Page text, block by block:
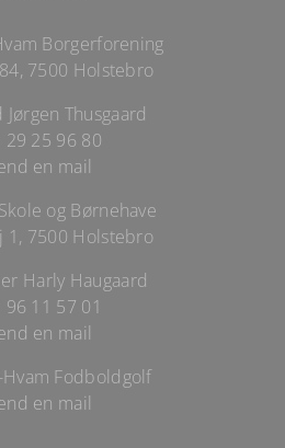
Borgerforening
7500 Holstebro
Thusgaard
29 25 96 80
en mail
og Børnehave
1, 7500 Holstebro
Harly Haugaard
96 11 57 01
en mail
Fodboldgolf
en mail